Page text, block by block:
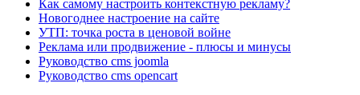
Как самому настроить контекстную рекламу?
Новогоднее настроение на сайте
УТП: точка роста в ценовой войне
Реклама или продвижение - плюсы и минусы
Руководство cms joomla
Руководство cms opencart